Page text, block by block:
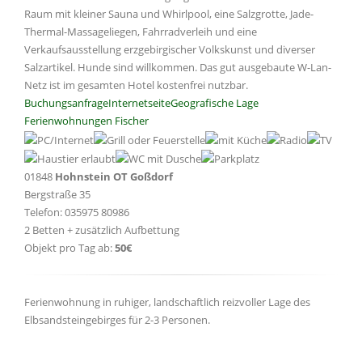
Raum mit kleiner Sauna und Whirlpool, eine Salzgrotte, Jade-
Thermal-Massageliegen, Fahrradverleih und eine
Verkaufsausstellung erzgebirgischer Volkskunst und diverser
Salzartikel. Hunde sind willkommen. Das gut ausgebaute W-Lan-
Netz ist im gesamten Hotel kostenfrei nutzbar.
BuchungsanfrageInternetseiteGeografische Lage
Ferienwohnungen Fischer
01848 Hohnstein OT Goßdorf
Bergstraße 35
Telefon: 035975 80986
2 Betten + zusätzlich Aufbettung
Objekt pro Tag ab:50€
Ferienwohnung in ruhiger, landschaftlich reizvoller Lage des
Elbsandsteingebirges für 2-3 Personen.